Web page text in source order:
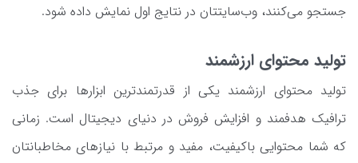
جستجو می‌کنند، وب‌سایتتان در نتایج اول نمایش داده شود.
تولید محتوای ارزشمند
تولید محتوای ارزشمند یکی از قدرتمندترین ابزارها برای جذب
ترافیک هدفمند و افزایش فروش در دنیای دیجیتال است. زمانی
که شما محتوایی باکیفیت، مفید و مرتبط با نیازهای مخاطبانتان